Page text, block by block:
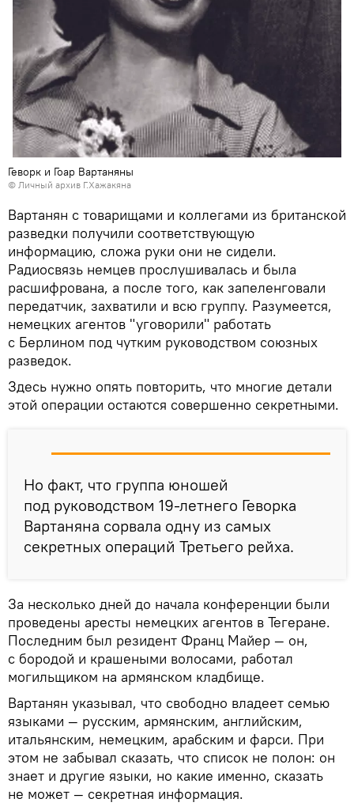
Геворк и Гоар Вартаняны
© Личный архив Г.Хажакяна
Вартанян с товарищами и коллегами из британской
разведки получили соответствующую
информацию, сложа руки они не сидели.
Радиосвязь немцев прослушивалась и была
расшифрована, а после того, как запеленговали
передатчик, захватили и всю группу. Разумеется,
немецких агентов "уговорили" работать
с Берлином под чутким руководством союзных
разведок.
Здесь нужно опять повторить, что многие детали
этой операции остаются совершенно секретными.
Но факт, что группа юношей
под руководством 19-летнего Геворка
Вартаняна сорвала одну из самых
секретных операций Третьего рейха.
За несколько дней до начала конференции были
проведены аресты немецких агентов в Тегеране.
Последним был резидент Франц Майер — он,
с бородой и крашеными волосами, работал
могильщиком на армянском кладбище.
Вартанян указывал, что свободно владеет семью
языками — русским, армянским, английским,
итальянским, немецким, арабским и фарси. При
этом не забывал сказать, что список не полон: он
знает и другие языки, но какие именно, сказать
не может — секретная информация.